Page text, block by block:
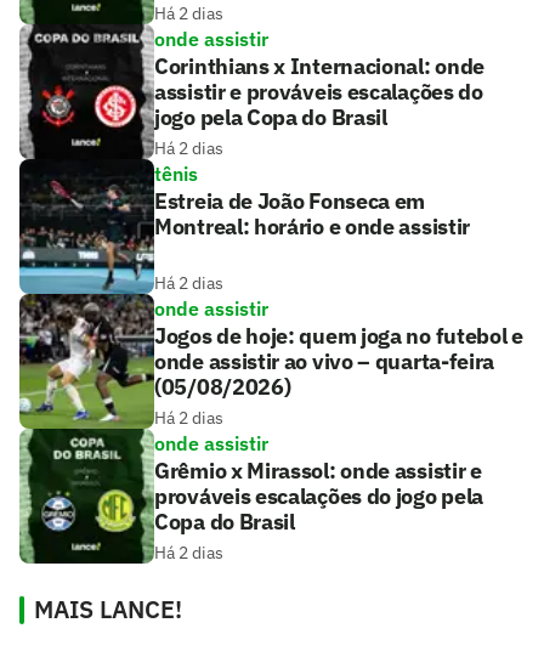
Há 2 dias
onde assistir
Corinthians x Internacional: onde
assistir e prováveis escalações do
jogo pela Copa do Brasil
Há 2 dias
tênis
Estreia de João Fonseca em
Montreal: horário e onde assistir
Há 2 dias
onde assistir
Jogos de hoje: quem joga no futebol e
onde assistir ao vivo – quarta-feira
(05/08/2026)
Há 2 dias
onde assistir
Grêmio x Mirassol: onde assistir e
prováveis escalações do jogo pela
Copa do Brasil
Há 2 dias
MAIS LANCE!